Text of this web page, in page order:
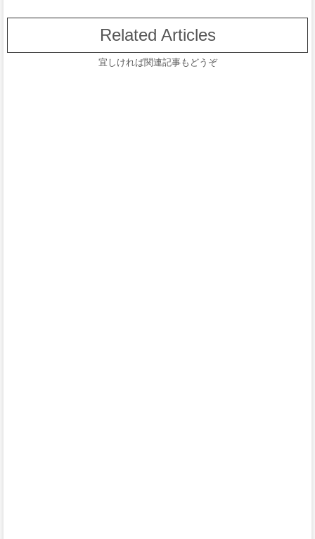
Related Articles
宜しければ関連記事もどうぞ